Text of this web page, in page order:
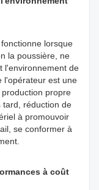
lorsque
la poussière, ne
l'environnement de
l'opérateur est une
propre
tard, réduction de
à promouvoir
se conformer à
à coût